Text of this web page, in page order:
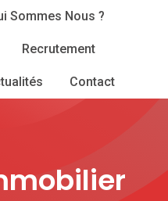
Sommes Nous ?
Recrutement
Contact